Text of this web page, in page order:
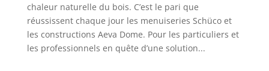
chaleur naturelle du bois. C’est le pari que
réussissent chaque jour les menuiseries Schüco et
les constructions Aeva Dome. Pour les particuliers et
les professionnels en quête d’une solution...